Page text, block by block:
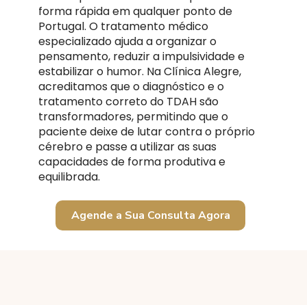
forma rápida em qualquer ponto de
Portugal. O tratamento médico
especializado ajuda a organizar o
pensamento, reduzir a impulsividade e
estabilizar o humor. Na Clínica Alegre,
acreditamos que o diagnóstico e o
tratamento correto do TDAH são
transformadores, permitindo que o
paciente deixe de lutar contra o próprio
cérebro e passe a utilizar as suas
capacidades de forma produtiva e
equilibrada.
Agende a Sua Consulta Agora